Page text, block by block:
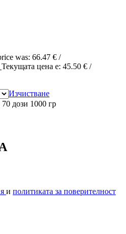
was: 66.47 € /
Текущата цена е: 45.50 € /
Изчистване
дози 1000 гр
и политиката за поверителност